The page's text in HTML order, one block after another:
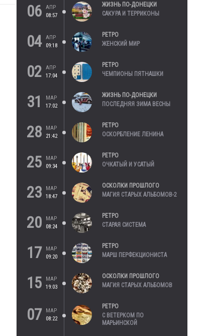
06
АПР
08:57
ЖИЗНЬ ПО-ДОНЕЦКИ
САКУРА И ТЕРРИКОНЫ
04
АПР
09:18
РЕТРО
ЖЕНСКИЙ МИР
02
АПР
17:04
РЕТРО
ЧЕМПИОНЫ ПЯТНАШКИ
31
МАР
17:02
ЖИЗНЬ ПО-ДОНЕЦКИ
ПОСЛЕДНЯЯ ЗИМА ВЕСНЫ
28
МАР
21:42
РЕТРО
ОСКОРБЛЕНИЕ ЛЕНИНА
25
МАР
09:34
РЕТРО
ОЧКАТЫЙ И УСАТЫЙ
23
МАР
18:47
ОСКОЛКИ ПРОШЛОГО
МАГИЯ СТАРЫХ АЛЬБОМОВ-2
20
МАР
08:24
РЕТРО
СТАРАЯ СИСТЕМА
17
МАР
09:20
РЕТРО
МАРШ ПЕРФЕКЦИОНИСТА
15
МАР
19:03
ОСКОЛКИ ПРОШЛОГО
МАГИЯ СТАРЫХ АЛЬБОМОВ
07
МАР
08:22
РЕТРО
С ВЕТЕРКОМ ПО
МАРЬИНСКОЙ